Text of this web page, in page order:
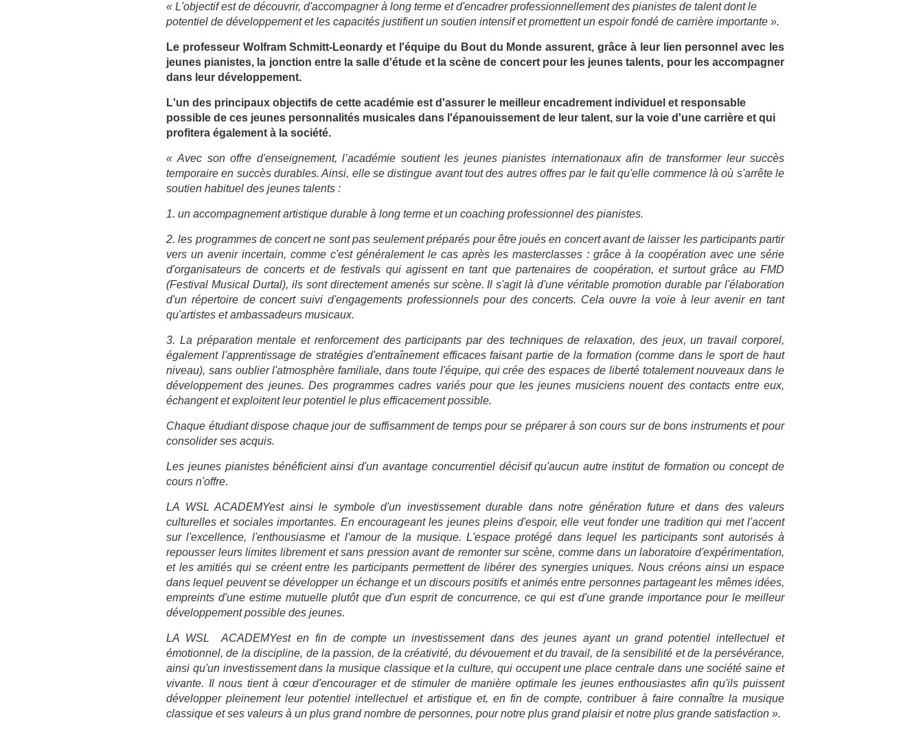
« L'objectif est de découvrir, d'accompagner à long terme et d'encadrer professionnellement des pianistes de talent dont le
potentiel de développement et les capacités justifient un soutien intensif et promettent un espoir fondé de carrière importante ».
Le professeur Wolfram Schmitt-Leonardy et l'équipe du Bout du Monde assurent, grâce à leur lien personnel avec les
jeunes pianistes, la jonction entre la salle d'étude et la scène de concert pour les jeunes talents, pour les accompagner
dans leur développement.
L'un des principaux objectifs de cette académie est d'assurer le meilleur encadrement individuel et responsable
possible de ces jeunes personnalités musicales dans l'épanouissement de leur talent, sur la voie d'une carrière et qui
profitera également à la société.
« Avec son offre d'enseignement, l’académie soutient les jeunes pianistes internationaux afin de transformer leur succès
temporaire en succès durables. Ainsi, elle se distingue avant tout des autres offres par le fait qu'elle commence là où s'arrête le
soutien habituel des jeunes talents :
1. un accompagnement artistique durable à long terme et un coaching professionnel des pianistes.
2. les programmes de concert ne sont pas seulement préparés pour être joués en concert avant de laisser les participants partir
vers un avenir incertain, comme c'est généralement le cas après les masterclasses : grâce à la coopération avec une série
d'organisateurs de concerts et de festivals qui agissent en tant que partenaires de coopération, et surtout grâce au FMD
(Festival Musical Durtal), ils sont directement amenés sur scène. Il s'agit là d'une véritable promotion durable par l'élaboration
d'un répertoire de concert suivi d'engagements professionnels pour des concerts. Cela ouvre la voie à leur avenir en tant
qu'artistes et ambassadeurs musicaux.
3. La préparation mentale et renforcement des participants par des techniques de relaxation, des jeux, un travail corporel,
également l'apprentissage de stratégies d'entraînement efficaces faisant partie de la formation (comme dans le sport de haut
niveau), sans oublier l'atmosphère familiale, dans toute l'équipe, qui crée des espaces de liberté totalement nouveaux dans le
développement des jeunes. Des programmes cadres variés pour que les jeunes musiciens nouent des contacts entre eux,
échangent et exploitent leur potentiel le plus efficacement possible.
Chaque étudiant dispose chaque jour de suffisamment de temps pour se préparer à son cours sur de bons instruments et pour
consolider ses acquis.
Les jeunes pianistes bénéficient ainsi d'un avantage concurrentiel décisif qu'aucun autre institut de formation ou concept de
cours n'offre.
LA WSL ACADEMYest ainsi le symbole d'un investissement durable dans notre génération future et dans des valeurs
culturelles et sociales importantes. En encourageant les jeunes pleins d'espoir, elle veut fonder une tradition qui met l'accent
sur l'excellence, l'enthousiasme et l'amour de la musique. L'espace protégé dans lequel les participants sont autorisés à
repousser leurs limites librement et sans pression avant de remonter sur scène, comme dans un laboratoire d'expérimentation,
et les amitiés qui se créent entre les participants permettent de libérer des synergies uniques. Nous créons ainsi un espace
dans lequel peuvent se développer un échange et un discours positifs et animés entre personnes partageant les mêmes idées,
empreints d'une estime mutuelle plutôt que d'un esprit de concurrence, ce qui est d'une grande importance pour le meilleur
développement possible des jeunes.
LA WSL ACADEMYest en fin de compte un investissement dans des jeunes ayant un grand potentiel intellectuel et
émotionnel, de la discipline, de la passion, de la créativité, du dévouement et du travail, de la sensibilité et de la persévérance,
ainsi qu'un investissement dans la musique classique et la culture, qui occupent une place centrale dans une société saine et
vivante. Il nous tient à cœur d'encourager et de stimuler de manière optimale les jeunes enthousiastes afin qu'ils puissent
développer pleinement leur potentiel intellectuel et artistique et, en fin de compte, contribuer à faire connaître la musique
classique et ses valeurs à un plus grand nombre de personnes, pour notre plus grand plaisir et notre plus grande satisfaction ».